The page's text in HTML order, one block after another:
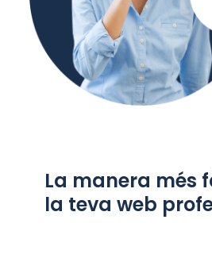
La manera més
la teva web